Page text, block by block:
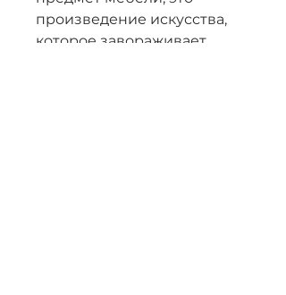
произведение искусства,
которое завораживает